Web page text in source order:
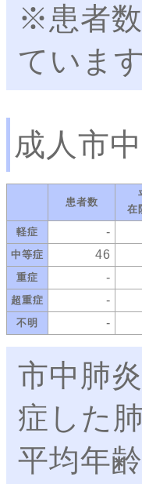
※患者
ています
成人市
患者数
在
軽症 -
中等症 46
重症 -
超重症 -
不明 -
市中肺
症した
平均年